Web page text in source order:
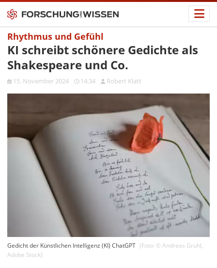
Rhythmus und Gefühl
KI schreibt schönere Gedichte als
Shakespeare und Co.
15. November 2024 14:34 Robert Klatt
Gedicht der Künstlichen Intelligenz (KI) ChatGPT (Foto: © Andreas Gruhl,
Adobe Stock)